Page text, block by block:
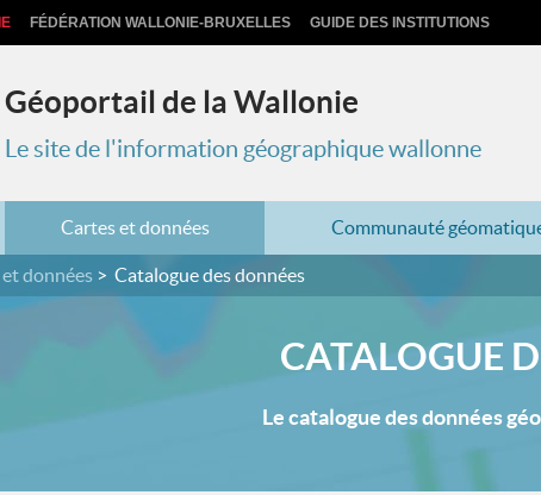
FÉDÉRATION WALLONIE-BRUXELLES GUIDE DES INSTITUTIONS
Géoportail de la Wallonie
Le site de l'information géographique wallonne
Cartes et données Communauté
données Catalogue des données
CATALOGUE
Le catalogue des données